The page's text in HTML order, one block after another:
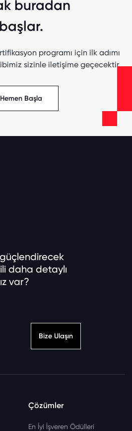
buradan
başlar.
programı için ilk adımı
sizinle iletişime geçecektir.
Hemen Başla
daha detaylı
var?
Bize Ulaşın
Çözümler
En İyi İşveren Ödülleri